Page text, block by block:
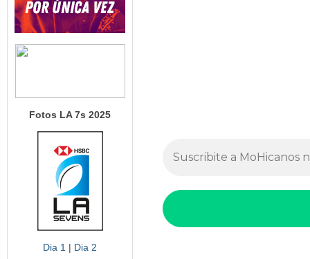
Fotos LA 7s 2025
Dia 1 | Dia 2